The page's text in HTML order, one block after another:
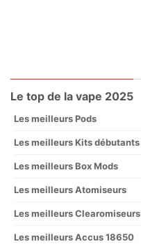
Le top de la vape 2025
Les meilleurs Pods
Les meilleurs Kits débutants
Les meilleurs Box Mods
Les meilleurs Atomiseurs
Les meilleurs Clearomiseurs
Les meilleurs Accus 18650